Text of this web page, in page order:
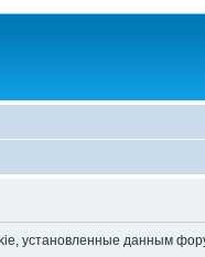
установленные данным